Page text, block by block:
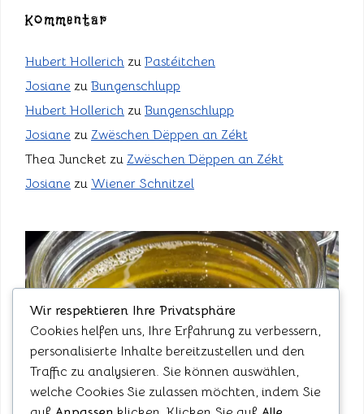
Kommentar
Hubert Hollerich zu Pastéitchen
Josiane zu Bungenschlupp
Hubert Hollerich zu Bungenschlupp
Josiane zu Zwëschen Dëppen an Zékt
Thea Juncket zu Zwëschen Dëppen an Zékt
Josiane zu Wiener Schnitzel
Wir respektieren Ihre Privatsphäre
Cookies helfen uns, Ihre Erfahrung zu verbessern,
personalisierte Inhalte bereitzustellen und den
Traffic zu analysieren. Sie können auswählen,
welche Cookies Sie zulassen möchten, indem Sie